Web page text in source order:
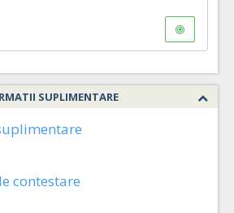
SUPLIMENTARE
contestare